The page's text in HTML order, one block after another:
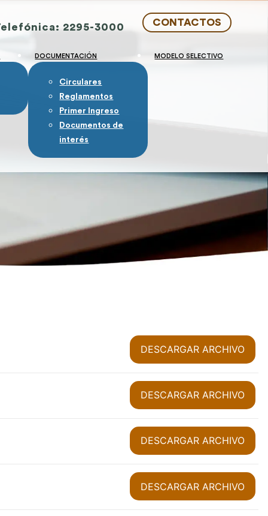
2295-3000 CONTACTOS
DOCUMENTACIÓN
Circulares
Reglamentos
Primer Ingreso
Documentos de
interés
MODELO SELECTIVO
DESCARGAR ARCHIVO
DESCARGAR ARCHIVO
DESCARGAR ARCHIVO
DESCARGAR ARCHIVO